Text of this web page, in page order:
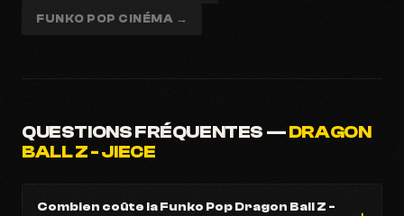
FUNKO POP CINÉMA →
QUESTIONS FRÉQUENTES —DRAGON
BALL Z - JIECE
Combien coûte la Funko Pop Dragon Ball Z -